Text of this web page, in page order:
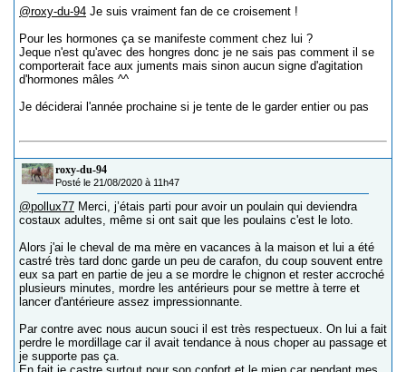
@roxy-du-94 Je suis vraiment fan de ce croisement !
Pour les hormones ça se manifeste comment chez lui ?
Jeque n'est qu'avec des hongres donc je ne sais pas comment il se
comporterait face aux juments mais sinon aucun signe d'agitation
d'hormones mâles ^^
Je déciderai l'année prochaine si je tente de le garder entier ou pas
roxy-du-94
Posté le 21/08/2020 à 11h47
@pollux77 Merci, j’étais parti pour avoir un poulain qui deviendra
costaux adultes, même si ont sait que les poulains c'est le loto.
Alors j'ai le cheval de ma mère en vacances à la maison et lui a été
castré très tard donc garde un peu de carafon, du coup souvent entre
eux sa part en partie de jeu a se mordre le chignon et rester accroché
plusieurs minutes, mordre les antérieurs pour se mettre à terre et
lancer d'antérieure assez impressionnante.
Par contre avec nous aucun souci il est très respectueux. On lui a fait
perdre le mordillage car il avait tendance à nous choper au passage et
je supporte pas ça.